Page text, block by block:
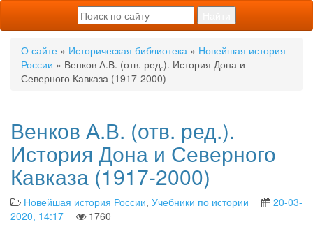
О сайте » Историческая библиотека » Новейшая история
России » Венков А.В. (отв. ред.). История Дона и
Северного Кавказа (1917-2000)
Венков А.В. (отв. ред.).
История Дона и Северного
Кавказа (1917-2000)
Новейшая история России, Учебники по истории
20-03-
2020, 14:17
1760